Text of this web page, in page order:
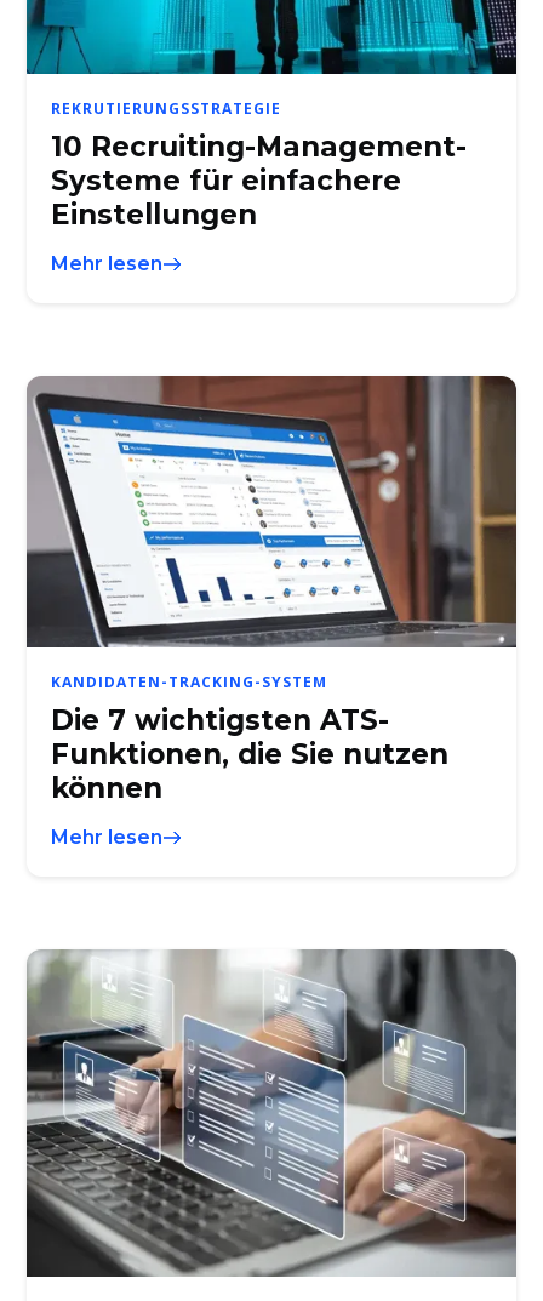
REKRUTIERUNGSSTRATEGIE
10 Recruiting-Management-
Systeme für einfachere
Einstellungen
Mehr lesen
KANDIDATEN-TRACKING-SYSTEM
Die 7 wichtigsten ATS-
Funktionen, die Sie nutzen
können
Mehr lesen